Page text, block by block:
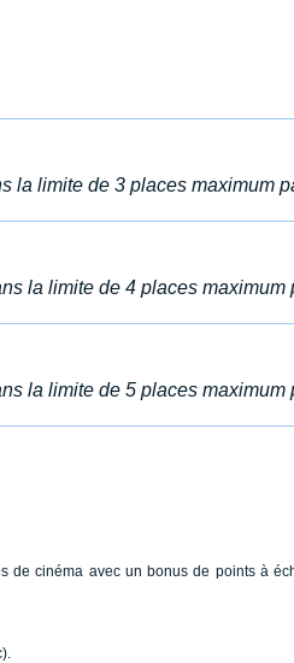
la limite de 3 places maximum
la limite de 4 places maximum
la limite de 5 places maximum
cinéma avec un bonus de points à